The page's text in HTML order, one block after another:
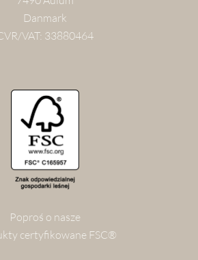
Danmark
VAT: 33880464
Poproś o nasze
certyfikowane FSC®